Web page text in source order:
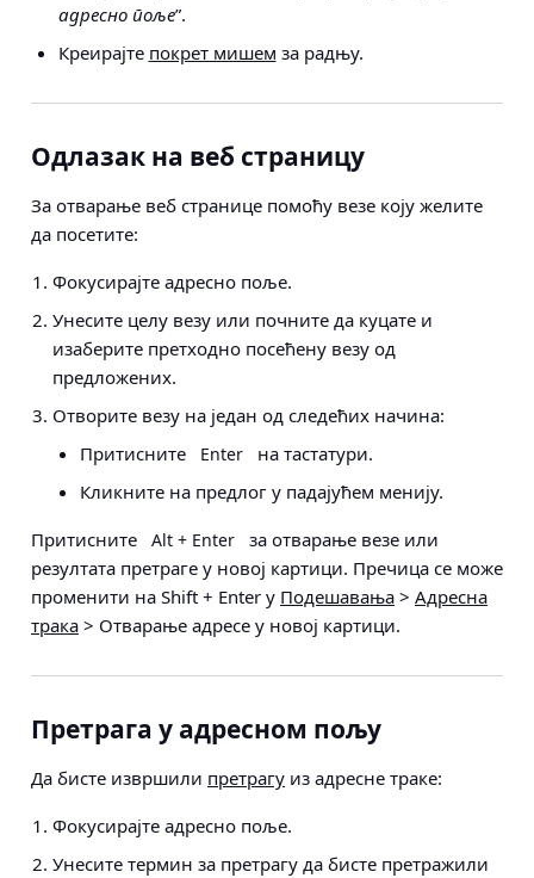
адресно поље”.
Креирајте покрет мишем за радњу.
Одлазак на веб страницу
За отварање веб странице помоћу везе коју желите
да посетите:
Фокусирајте адресно поље.
Унесите целу везу или почните да куцате и
изаберите претходно посећену везу од
предложених.
Отворите везу на један од следећих начина:
Притисните
Enter
на тастатури.
Кликните на предлог у падајућем менију.
Притисните
Alt + Enter
за отварање везе или
резултата претраге у новој картици. Пречица се може
променити на Shift + Enter у Подешавања > Адресна
трака > Отварање адресе у новој картици.
Претрага у адресном пољу
Да бисте извршили претрагу из адресне траке:
Фокусирајте адресно поље.
Унесите термин за претрагу да бисте претражили